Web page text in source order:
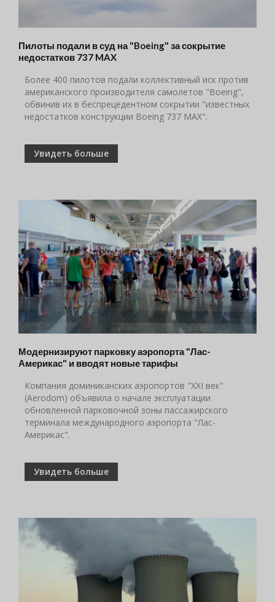
Пилоты подали в суд на "Boeing" за сокрытие
недостатков 737 MAX
Более 400 пилотов подали коллективный иск против
американского производителя самолетов "Boeing",
обвинив их в беспрецедентном сокрытии "известных
недостатков конструкции Boeing 737 MAX".
Увидеть больше
Модернизируют парковку аэропорта "Лас-
Америкас" и вводят новые тарифы
Компания доминиканских аэропортов "XXI век"
(Aerodom) объявила о начале эксплуатации
обновленной парковочной зоны пассажирского
терминала международного аэропорта "Лас-
Америкас".
Увидеть больше